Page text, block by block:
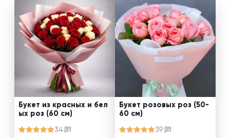
Букет из красных и бел
ых роз (60 см)
34
Букет розовых роз (50-
60 см)
39